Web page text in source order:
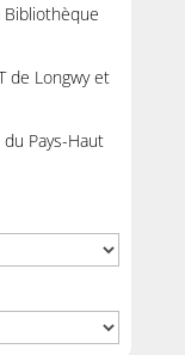
de Longwy et
du Pays-Haut